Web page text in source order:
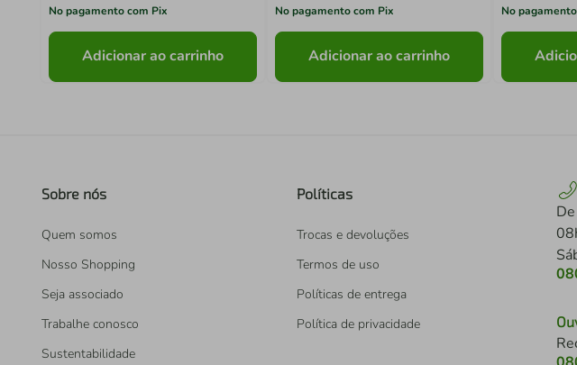
No pagamento com Pix
Adicionar ao carrinho
No pagamento com Pix
Adicionar ao carrinho
No
Sobre nós
Quem somos
Nosso Shopping
Seja associado
Trabalhe conosco
Sustentabilidade
Políticas
Trocas e devoluções
Termos de uso
Políticas de entrega
Política de privacidade